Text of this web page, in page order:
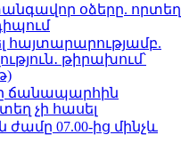
օձերը. որտեղ
հայտարարությամբ.
թիրախում՝
ճանապարհին
չի հասել
ժամը 07.00-ից մինչև